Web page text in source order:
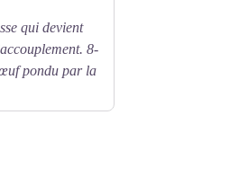
qui devient
8-
pondu par la